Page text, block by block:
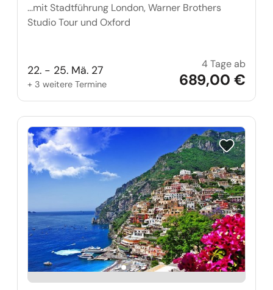
...mit Stadtführung London, Warner Brothers
Studio Tour und Oxford
22. - 25. Mä. 27
+ 3 weitere Termine
Nach
4 Tage ab
689,00 €
Reise auf